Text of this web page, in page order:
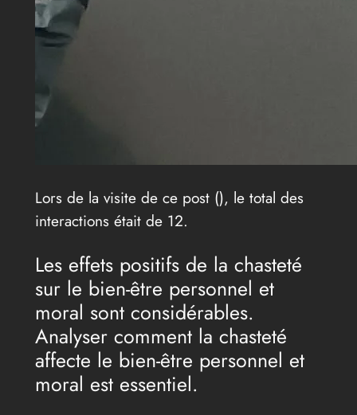
Lors de la visite de ce post (), le total des
interactions était de 12.
Les effets positifs de la chasteté
sur le bien-être personnel et
moral sont considérables.
Analyser comment la chasteté
affecte le bien-être personnel et
moral est essentiel.